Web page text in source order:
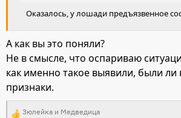
Оказалось, у лошади предъязвенное
А как вы это поняли?
Не в смысле, что оспариваю
как именно такое выявили, были ли
признаки.
Зюлейка и Медведица